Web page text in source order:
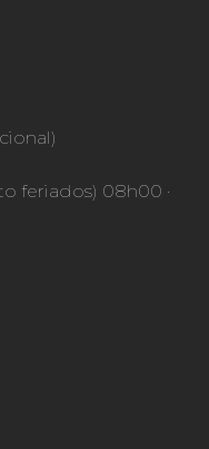
feriados) 08h00 ·